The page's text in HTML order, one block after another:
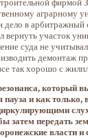
в
участок
суда не
демонтаж
так хорошо с
который
и как
затем передать
власти